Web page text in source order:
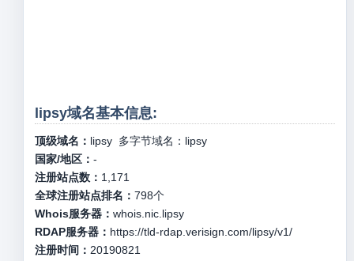
lipsy域名基本信息:
顶级域名： lipsy多字节域名： lipsy
国家/地区： -
注册站点数： 1,171
全球注册站点排名： 798个
Whois服务器： whois.nic.lipsy
RDAP服务器： https://tld-rdap.verisign.com/lipsy/v1/
注册时间： 20190821